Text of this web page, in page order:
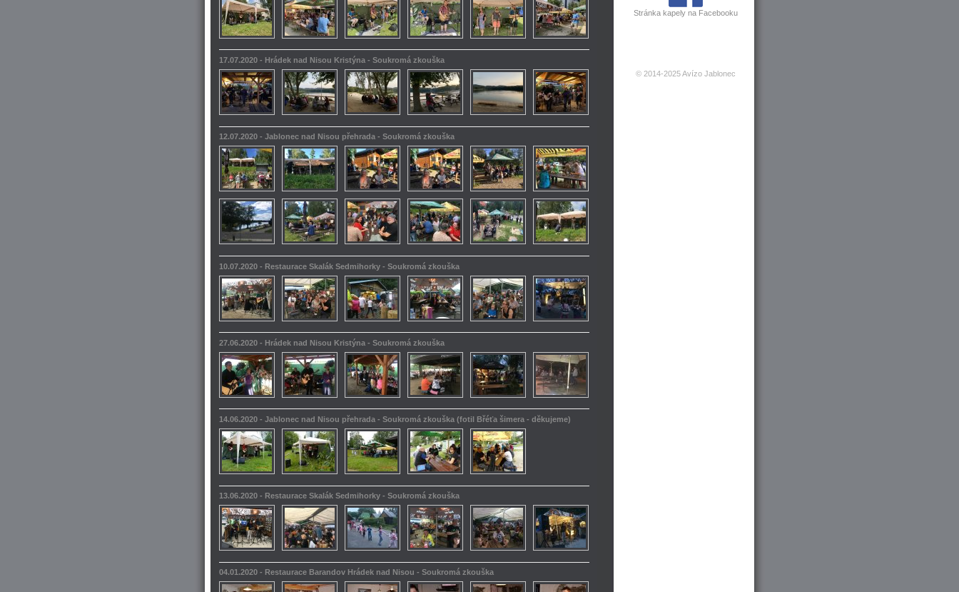
Stránka kapely na Facebooku
© 2014-2025 Avízo Jablonec
17.07.2020 - Hrádek nad Nisou Kristýna - Soukromá zkouška
12.07.2020 - Jablonec nad Nisou přehrada - Soukromá zkouška
10.07.2020 - Restaurace Skalák Sedmihorky - Soukromá zkouška
27.06.2020 - Hrádek nad Nisou Kristýna - Soukromá zkouška
14.06.2020 - Jablonec nad Nisou přehrada - Soukromá zkouška (fotil Břéťa šimera - děkujeme)
13.06.2020 - Restaurace Skalák Sedmihorky - Soukromá zkouška
04.01.2020 - Restaurace Barandov Hrádek nad Nisou - Soukromá zkouška